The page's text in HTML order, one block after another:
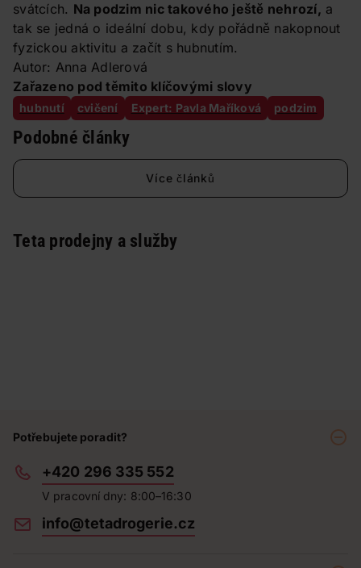
svátcích. Na podzim nic takového ještě nehrozí, a
tak se jedná o ideální dobu, kdy pořádně nakopnout
fyzickou aktivitu a začít s hubnutím.
Autor: Anna Adlerová
Zařazeno pod těmito klíčovými slovy
hubnutí cvičení Expert: Pavla Maříková podzim
Podobné články
Více článků
Teta prodejny a služby
Potřebujete poradit?
+420 296 335 552
V pracovní dny: 8:00–16:30
info@tetadrogerie.cz